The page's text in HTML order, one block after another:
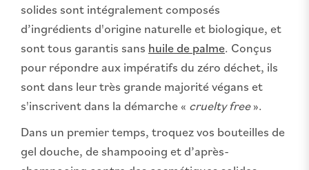
solides sont intégralement composés
d’ingrédients d'origine naturelle et biologique, et
sont tous garantis sans huile de palme. Conçus
pour répondre aux impératifs du zéro déchet, ils
sont dans leur très grande majorité végans et
s'inscrivent dans la démarche « cruelty free».
Dans un premier temps, troquez vos bouteilles de
gel douche, de shampooing et d’après-